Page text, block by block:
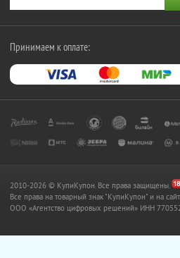
Принимаем к оплате:
2010-2026 © КупиКупон. Все права защищены.
Все права на товарный знак "КупиКупон" и на
OOO «Агентство цифровых решений» ИНН